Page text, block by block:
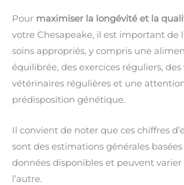
Pour maximiser la longévité et la
votre Chesapeake, il est important de
soins appropriés, y compris une
équilibrée, des exercices réguliers, des
vétérinaires régulières et une
prédisposition génétique.
Il convient de noter que ces chiffres
sont des estimations générales basées
données disponibles et peuvent varier
l’autre.